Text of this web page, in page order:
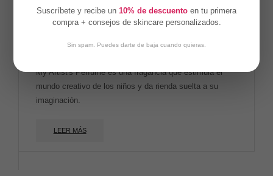
My Artist's Perfume es una fragancia que estimula el
mundo creativo de los niños y da rienda suelta a su
imaginación.
LEER MÁS
Suscríbete y recibe un 10% de descuento en tu primera
compra + consejos de skincare personalizados.
Sin spam. Puedes darte de baja cuando quieras.